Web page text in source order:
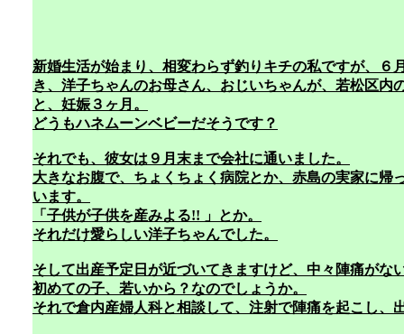
新婚生活が始まり、相変わらず釣りキチの私ですが、６
き、洋子ちゃんのお母さん、おじいちゃんが、若松区内
と、妊娠３ヶ月。
どうもハネムーンベビーだそうです？
それでも、彼女は９月末まで会社に通いました。
大きなお腹で、ちょくちょく病院とか、赤島の実家に帰
います。
「子供が子供を産みよる!! 」とか。
それだけ愛らしい洋子ちゃんでした。
そして出産予定日が近づいてきますけど、中々陣痛がな
初めての子、若いから？なのでしょうか。
それで倉内産婦人科と相談して、注射で陣痛を起こし、